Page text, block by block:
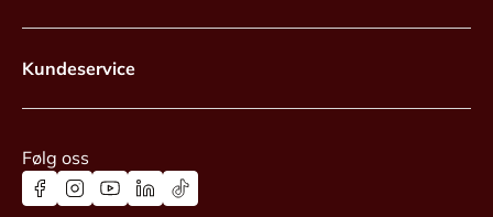
Kundeservice
Følg oss